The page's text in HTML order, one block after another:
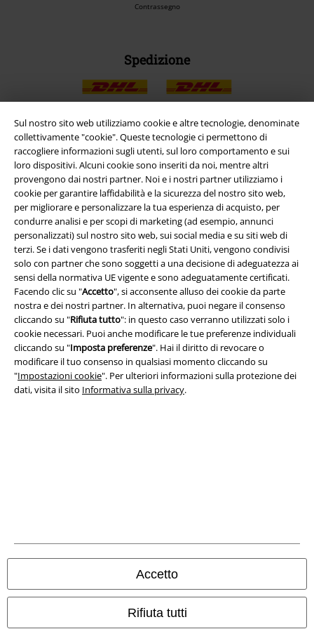
Sul nostro sito web utilizziamo cookie e altre tecnologie, denominate
collettivamente "cookie". Queste tecnologie ci permettono di
raccogliere informazioni sugli utenti, sul loro comportamento e sui
loro dispositivi. Alcuni cookie sono inseriti da noi, mentre altri
provengono dai nostri partner. Noi e i nostri partner utilizziamo i
cookie per garantire laffidabilità e la sicurezza del nostro sito web,
per migliorare e personalizzare la tua esperienza di acquisto, per
condurre analisi e per scopi di marketing (ad esempio, annunci
personalizzati) sul nostro sito web, sui social media e su siti web di
terzi. Se i dati vengono trasferiti negli Stati Uniti, vengono condivisi
solo con partner che sono soggetti a una decisione di adeguatezza ai
sensi della normativa UE vigente e sono adeguatamente certificati.
Facendo clic su "Accetto", si acconsente alluso dei cookie da parte
nostra e dei nostri partner. In alternativa, puoi negare il consenso
cliccando su "Rifiuta tutto": in questo caso verranno utilizzati solo i
cookie necessari. Puoi anche modificare le tue preferenze individuali
cliccando su "Imposta preferenze". Hai il diritto di revocare o
modificare il tuo consenso in qualsiasi momento cliccando su
"Impostazioni cookie". Per ulteriori informazioni sulla protezione dei
dati, visita il sito Informativa sulla privacy.
Accetto
Rifiuta tutti
Contrassegno
Spedizione
App EMP
Scarica la nuova app di EMP!
A Warner Music Group Company
Legge sulla Privacy
Smaltimento rifiuti e protezione dell’ambiente
Dichiarazione di Conformità